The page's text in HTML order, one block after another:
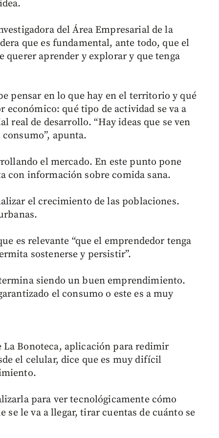
del Área Empresarial de la
que es fundamental, ante todo, que el
querer aprender y explorar y que tenga
pensar en lo que hay en el territorio y qué
económico: qué tipo de actividad se va a
real de desarrollo. “Hay ideas que se ven
apunta.
el mercado. En este punto pone
con información sobre comida sana.
el crecimiento de las poblaciones.
es relevante “que el emprendedor tenga
sostenerse y persistir”.
siendo un buen emprendimiento.
el consumo o este es a muy
La Bonoteca, aplicación para redimir
el celular, dice que es muy difícil
para ver tecnológicamente cómo
se le va a llegar, tirar cuentas de cuánto se